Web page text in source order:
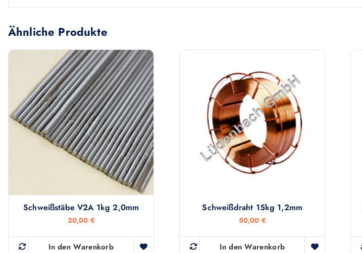
Ähnliche Produkte
Schweißstäbe V2A 1kg 2,0mm
20,00 €
In den Warenkorb
Schweißdraht 15kg 1,2mm
50,00 €
In den Warenkorb